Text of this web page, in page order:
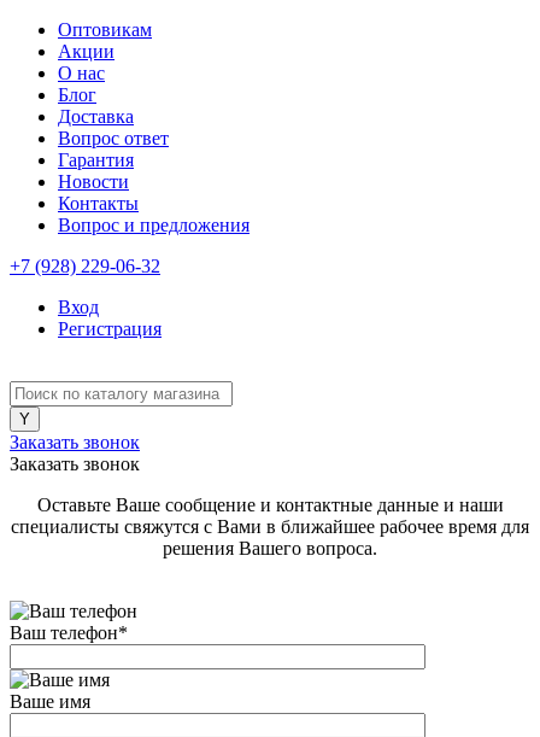
Оптовикам
Акции
О нас
Блог
Доставка
Вопрос ответ
Гарантия
Новости
Контакты
Вопрос и предложения
+7 (928) 229-06-32
Вход
Регистрация
Заказать звонок
Заказать звонок
Оставьте Ваше сообщение и контактные данные и наши
специалисты свяжутся с Вами в ближайшее рабочее время для
решения Вашего вопроса.
Ваш телефон*
Ваше имя